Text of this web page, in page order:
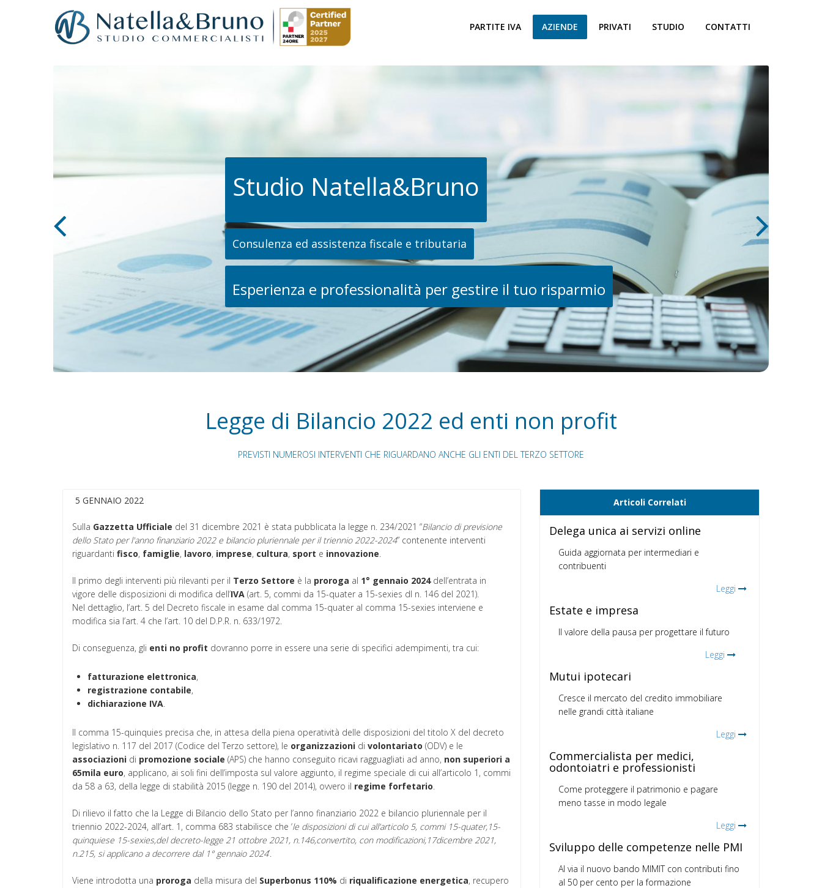
CONTATTI
STUDIO
PRIVATI
AZIENDE
PARTITE IVA
Studio Natella&Bruno
Consulenza ed assistenza fiscale e tributaria
Esperienza e professionalità per gestire il tuo risparmio
Legge di Bilancio 2022 ed enti non profit
PREVISTI NUMEROSI INTERVENTI CHE RIGUARDANO ANCHE GLI ENTI DEL TERZO SETTORE
5 GENNAIO 2022
Sulla Gazzetta Ufficiale del 31 dicembre 2021 è stata pubblicata la legge n. 234/2021 “Bilancio di previsione
dello Stato per l'anno finanziario 2022 e bilancio pluriennale per il triennio 2022-2024” contenente interventi
riguardanti fisco, famiglie, lavoro, imprese, cultura, sport e innovazione.
Il primo degli interventi più rilevanti per il Terzo Settore è la proroga al 1° gennaio 2024dell’entrata in
vigore delle disposizioni di modifica dell’IVA (art. 5, commi da 15-quater a 15-sexies dl n. 146 del 2021).
Nel dettaglio, l’art. 5 del Decreto fiscale in esame dal comma 15-quater al comma 15-sexies interviene e
modifica sia l’art. 4 che l’art. 10 del D.P.R. n. 633/1972.
Di conseguenza, gli enti no profit dovranno porre in essere una serie di specifici adempimenti, tra cui:
fatturazione elettronica,
registrazione contabile,
dichiarazione IVA.
Il comma 15-quinquies precisa che, in attesa della piena operatività delle disposizioni del titolo X del decreto
legislativo n. 117 del 2017 (Codice del Terzo settore), le organizzazioni di volontariato (ODV) e le
associazioni di promozione sociale (APS) che hanno conseguito ricavi ragguagliati ad anno, non superiori a
65mila euro, applicano, ai soli fini dell’imposta sul valore aggiunto, il regime speciale di cui all’articolo 1, commi
da 58 a 63, della legge di stabilità 2015 (legge n. 190 del 2014), ovvero il regime forfetario.
Di rilievo il fatto che la Legge di Bilancio dello Stato per l’anno finanziario 2022 e bilancio pluriennale per il
triennio 2022-2024, all’art. 1, comma 683 stabilisce che ‘le disposizioni di cui all’articolo 5, commi 15-quater,15-
quinquiese 15-sexies,del decreto-legge 21 ottobre 2021, n.146,convertito, con modificazioni,17dicembre 2021,
n.215, si applicano a decorrere dal 1° gennaio 2024’.
Viene introdotta una proroga della misura del Superbonus 110% di riqualificazione energetica, recupero
Articoli Correlati
Delega unica ai servizi online
Guida aggiornata per intermediari e
contribuenti
Leggi
Estate e impresa
Il valore della pausa per progettare il futuro
Leggi
Mutui ipotecari
Cresce il mercato del credito immobiliare
nelle grandi città italiane
Leggi
Commercialista per medici,
odontoiatri e professionisti
Come proteggere il patrimonio e pagare
meno tasse in modo legale
Leggi
Sviluppo delle competenze nelle PMI
Al via il nuovo bando MIMIT con contributi fino
al 50 per cento per la formazione